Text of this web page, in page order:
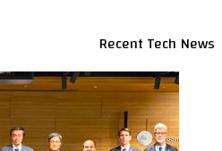
Recent Tech News